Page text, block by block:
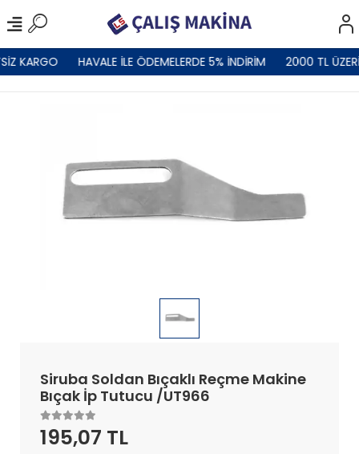
KARGO HAVALE İLE ÖDEMELERDE 5% İNDİRİM 2000 TL
Siruba Soldan Bıçaklı Reçme Makine
Bıçak İp Tutucu /UT966
195,07 TL